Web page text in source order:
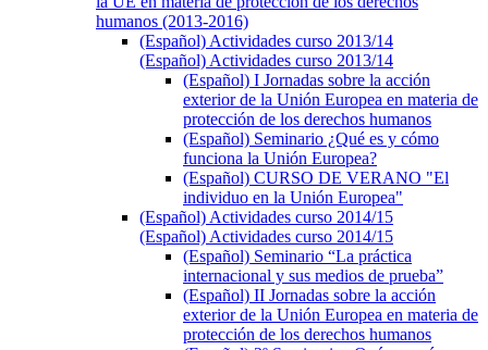
humanos (2013-2016)
(Español) Actividades curso 2013/14
(Español) Actividades curso 2013/14
(Español) I Jornadas sobre la acción
exterior de la Unión Europea en materia de
protección de los derechos humanos
(Español) Seminario ¿Qué es y cómo
funciona la Unión Europea?
(Español) CURSO DE VERANO "El
individuo en la Unión Europea"
(Español) Actividades curso 2014/15
(Español) Actividades curso 2014/15
(Español) Seminario “La práctica
internacional y sus medios de prueba”
(Español) II Jornadas sobre la acción
exterior de la Unión Europea en materia de
protección de los derechos humanos